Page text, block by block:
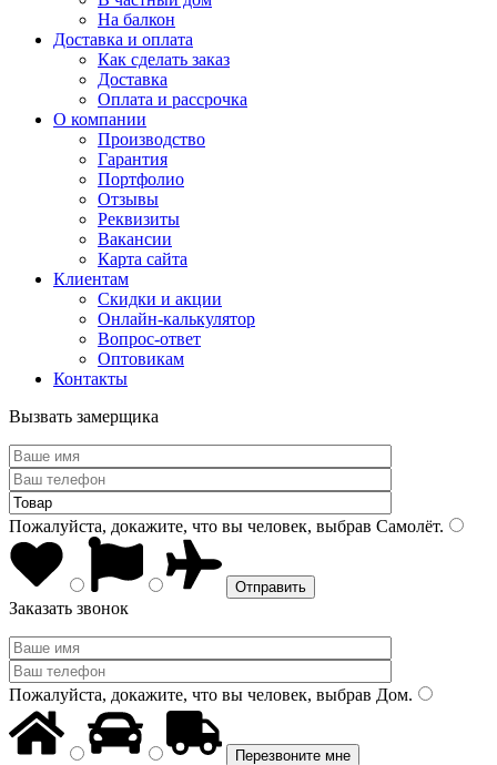
На балкон
Доставка и оплата
Как сделать заказ
Доставка
Оплата и рассрочка
О компании
Производство
Гарантия
Портфолио
Отзывы
Реквизиты
Вакансии
Карта сайта
Клиентам
Скидки и акции
Онлайн-калькулятор
Вопрос-ответ
Оптовикам
Контакты
Вызвать замерщика
Пожалуйста, докажите, что вы человек, выбрав Самолёт.
Заказать звонок
Пожалуйста, докажите, что вы человек, выбрав Дом.